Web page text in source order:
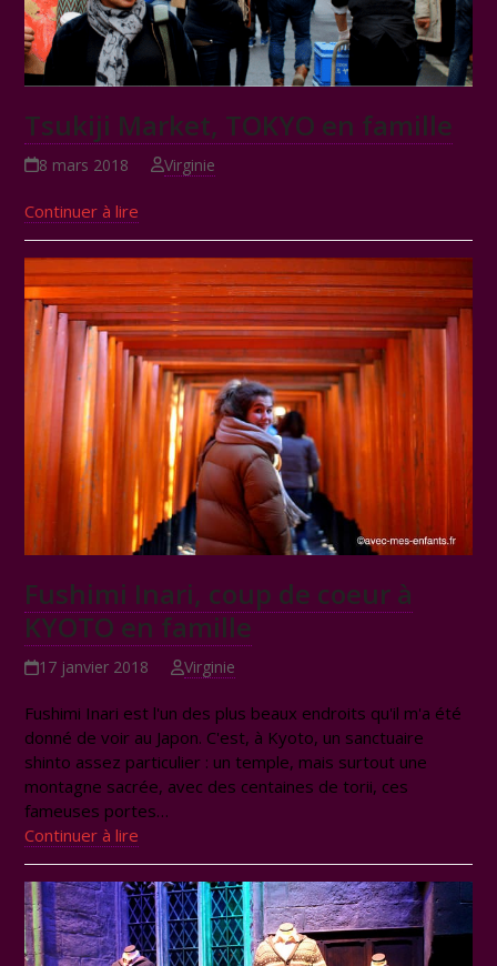
Tsukiji Market, TOKYO en famille
8 mars 2018 Virginie
Continuer à lire
Fushimi Inari, coup de coeur à
KYOTO en famille
17 janvier 2018 Virginie
Fushimi Inari est l'un des plus beaux endroits qu'il m'a été
donné de voir au Japon. C'est, à Kyoto, un sanctuaire
shinto assez particulier : un temple, mais surtout une
montagne sacrée, avec des centaines de torii, ces
fameuses portes…
Continuer à lire